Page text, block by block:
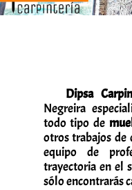
Dipsa
Negreira
todo tipo de
otros trabajos de
equipo de
trayectoria en el
sólo encontrarás